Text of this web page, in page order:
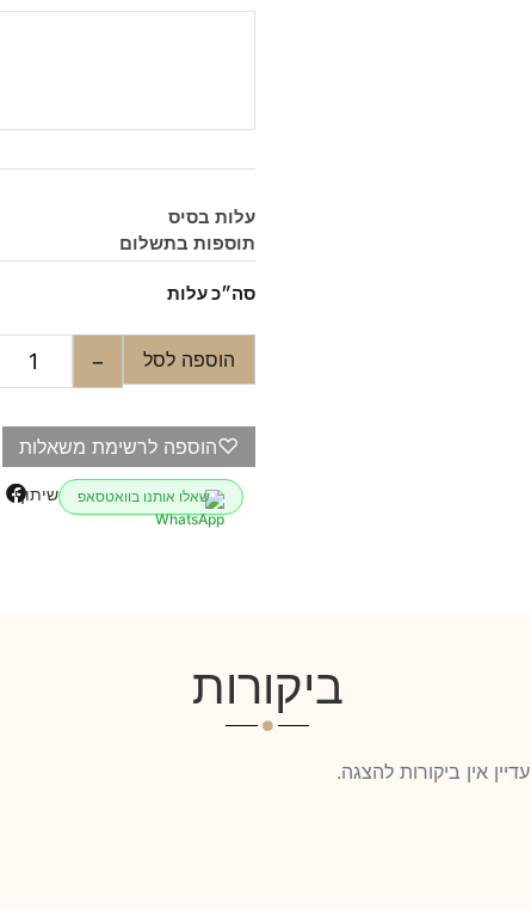
עלות בסיס
תוספות בתשלום
סה״כ עלות
− הוספה לסל
♡הוספה לרשימת משאלות
שאלו אותנו בוואטסאפ שיתוף
ביקורות
עדיין אין ביקורות להצגה.